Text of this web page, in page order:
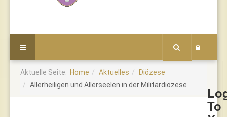
To
Aktuelle Seite: Home Aktuelles
Diözese
Allerheiligen und Allerseelen in der Militärdiözese